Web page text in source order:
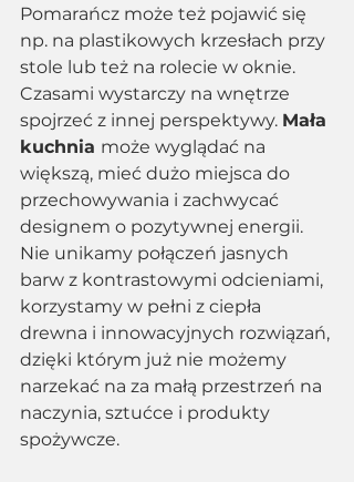
Pomarańcz może też pojawić się
np. na plastikowych krzesłach przy
stole lub też na rolecie w oknie.
Czasami wystarczy na wnętrze
spojrzeć z innej perspektywy. Mała
kuchnia może wyglądać na
większą, mieć dużo miejsca do
przechowywania i zachwycać
designem o pozytywnej energii.
Nie unikamy połączeń jasnych
barw z kontrastowymi odcieniami,
korzystamy w pełni z ciepła
drewna i innowacyjnych rozwiązań,
dzięki którym już nie możemy
narzekać na za małą przestrzeń na
naczynia, sztućce i produkty
spożywcze.